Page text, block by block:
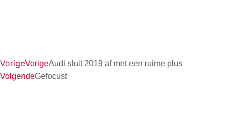
VorigeVorigeAudi sluit 2019 af met een ruime plus
VolgendeGefocust